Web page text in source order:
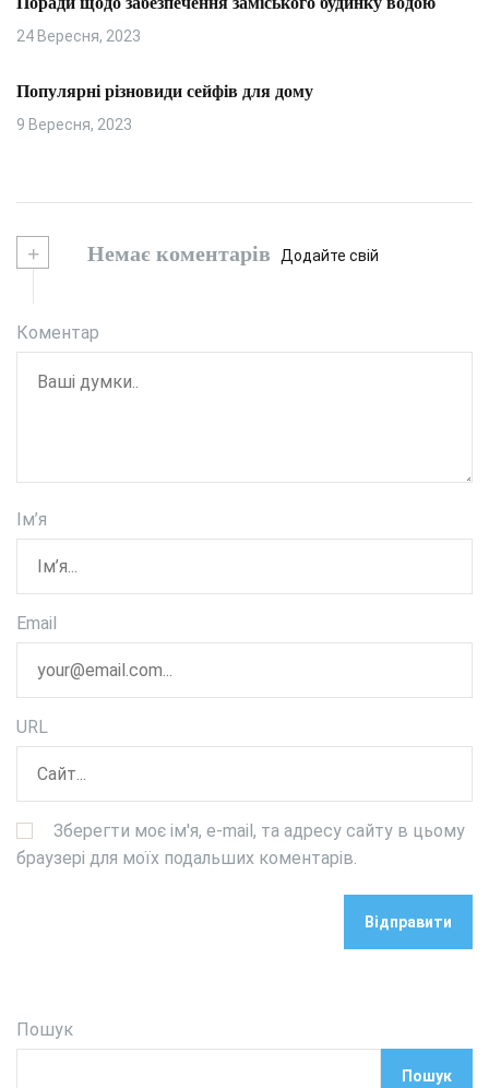
24 Вересня, 2023
Популярні різновиди сейфів для дому
9 Вересня, 2023
+ Немає коментарів Додайте свій
Коментар
Ім’я
Email
URL
Зберегти моє ім'я, e-mail, та адресу сайту в цьому
браузері для моїх подальших коментарів.
Пошук
Пошук